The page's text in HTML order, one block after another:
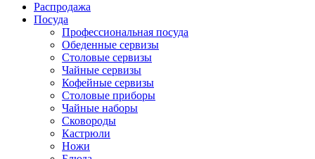
Распродажа
Посуда
Профессиональная посуда
Обеденные сервизы
Столовые сервизы
Чайные сервизы
Кофейные сервизы
Столовые приборы
Чайные наборы
Сковороды
Кастрюли
Ножи